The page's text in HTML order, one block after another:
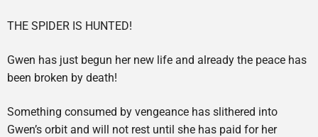
THE SPIDER IS HUNTED!
Gwen has just begun her new life and already the peace has
been broken by death!
Something consumed by vengeance has slithered into
Gwen’s orbit and will not rest until she has paid for her